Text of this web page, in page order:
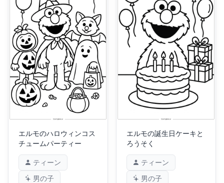
エルモのハロウィンコス
チュームパーティー
ティーン
男の子
エルモの誕生日ケーキと
ろうそく
ティーン
男の子